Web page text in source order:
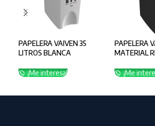
PAPELERA VAIVEN 35
LITROS BLANCA
¡Me interesa!
PAPELERA
MATERIAL
¡Me